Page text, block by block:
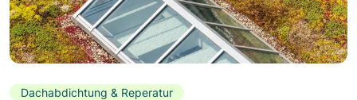
Dachabdichtung & Reperatur